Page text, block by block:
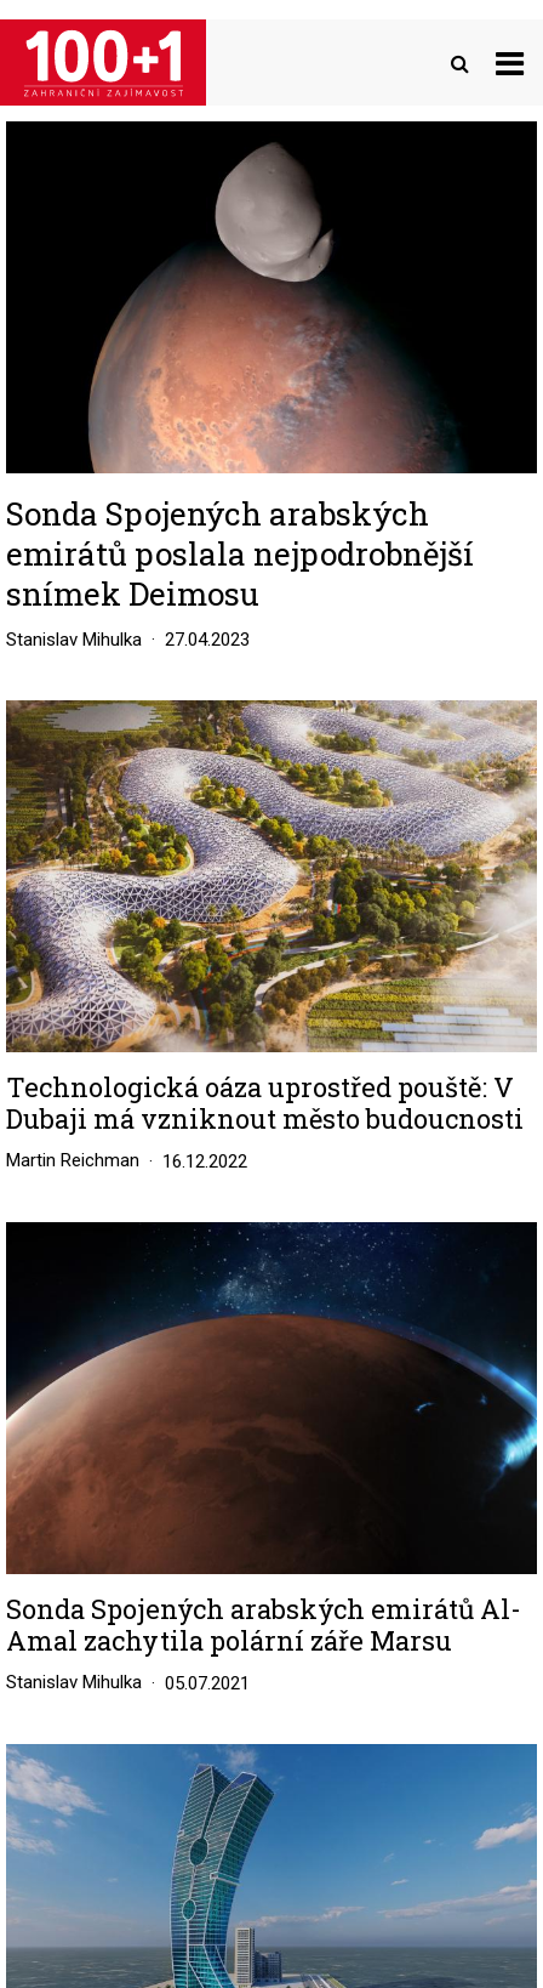
Přejít
hlavnímu
obsahu
Sonda Spojených arabských
emirátů poslala nejpodrobnější
snímek Deimosu
Stanislav Mihulka 27.04.2023
Image
Technologická oáza uprostřed pouště: V
Dubaji má vzniknout město budoucnosti
Martin Reichman 16.12.2022
Sonda Spojených arabských emirátů Al-
Amal zachytila polární záře Marsu
Stanislav Mihulka 05.07.2021
Image